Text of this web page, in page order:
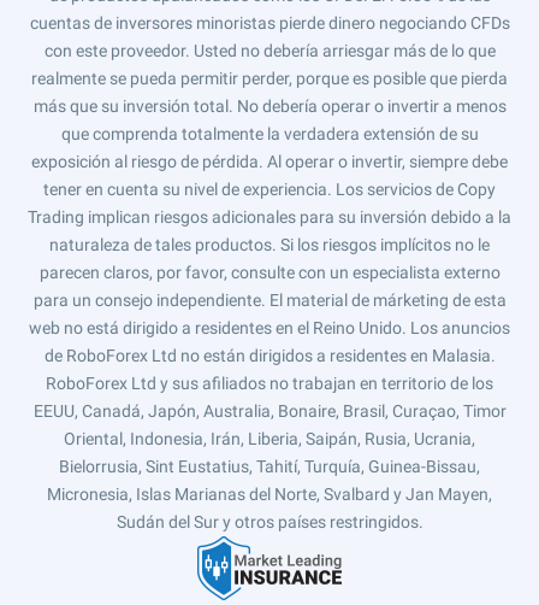
cuentas de inversores minoristas pierde dinero negociando CFDs
con este proveedor. Usted no debería arriesgar más de lo que
realmente se pueda permitir perder, porque es posible que pierda
más que su inversión total. No debería operar o invertir a menos
que comprenda totalmente la verdadera extensión de su
exposición al riesgo de pérdida. Al operar o invertir, siempre debe
tener en cuenta su nivel de experiencia. Los servicios de Copy
Trading implican riesgos adicionales para su inversión debido a la
naturaleza de tales productos. Si los riesgos implícitos no le
parecen claros, por favor, consulte con un especialista externo
para un consejo independiente. El material de márketing de esta
web no está dirigido a residentes en el Reino Unido. Los anuncios
de RoboForex Ltd no están dirigidos a residentes en Malasia.
RoboForex Ltd y sus afiliados no trabajan en territorio de los
EEUU, Canadá, Japón, Australia, Bonaire, Brasil, Curaçao, Timor
Oriental, Indonesia, Irán, Liberia, Saipán, Rusia, Ucrania,
Bielorrusia, Sint Eustatius, Tahití, Turquía, Guinea-Bissau,
Micronesia, Islas Marianas del Norte, Svalbard y Jan Mayen,
Sudán del Sur y otros países restringidos.